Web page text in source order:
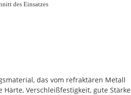
des Einsatzes
das vom refraktären Metall
Verschleißfestigkeit, gute Stärke